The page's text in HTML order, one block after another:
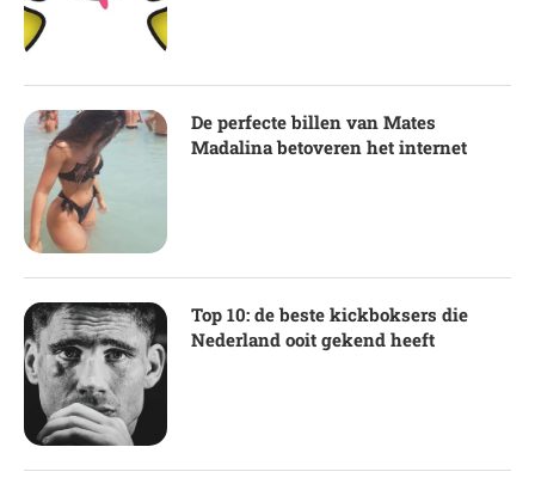
De perfecte billen van Mates
Madalina betoveren het internet
Top 10: de beste kickboksers die
Nederland ooit gekend heeft